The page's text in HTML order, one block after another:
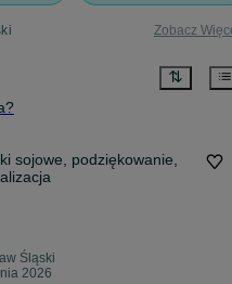
Zobacz
sojowe, podziękowanie,
Śląski
2026